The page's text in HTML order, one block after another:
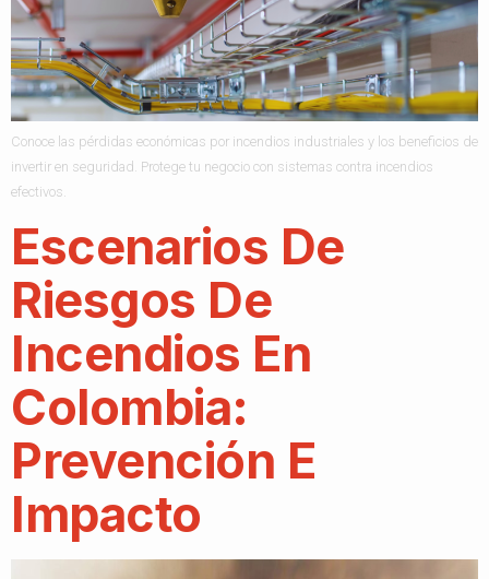
Conoce las pérdidas económicas por incendios industriales y los beneficios de
invertir en seguridad. Protege tu negocio con sistemas contra incendios
efectivos.
Escenarios De
Riesgos De
Incendios En
Colombia:
Prevención E
Impacto